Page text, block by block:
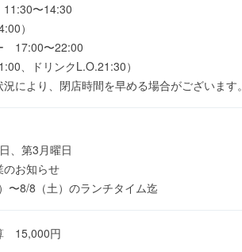
〜14:30
）
17:00〜22:00
、ドリンクL.O.21:30）
により、閉店時間を早める場合がございます。
、第3月曜日
のお知らせ
〜8/8（土）のランチタイム迄
15,000円